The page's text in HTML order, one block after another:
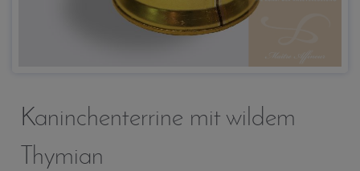
Kaninchenterrine mit wildem
Thymian